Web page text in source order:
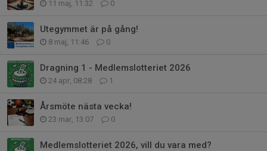
11 maj, 11:32 0
Utegymmet är på gång!
8 maj, 11:46 0
Dragning 1 - Medlemslotteriet 2026
24 apr, 08:28 1
Årsmöte nästa vecka!
23 mar, 13:07 0
Medlemslotteriet 2026, vill du vara med?